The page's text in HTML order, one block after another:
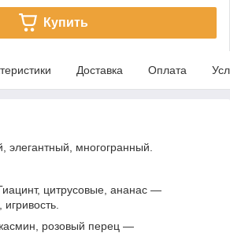
Купить
Доставка Оплата
элегантный, многогранный.
цитрусовые, ананас —
розовый перец —